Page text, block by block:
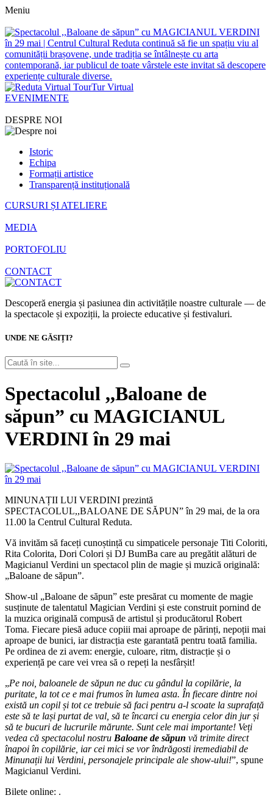
Meniu
Tur Virtual
EVENIMENTE
DESPRE NOI
Istoric
Echipa
Formații artistice
Transparență instituțională
CURSURI ȘI ATELIERE
MEDIA
PORTOFOLIU
CONTACT
Descoperă energia și pasiunea din activitățile noastre culturale — de
la spectacole și expoziții, la proiecte educative și festivaluri.
UNDE NE GĂSIȚI?
Spectacolul ,,Baloane de
săpun” cu MAGICIANUL
VERDINI în 29 mai
MINUNAȚII LUI VERDINI prezintă
SPECTACOLUL,,BALOANE DE SĂPUN” în 29 mai, de la ora
11.00 la Centrul Cultural Reduta.
Vă invităm să faceți cunoștință cu simpaticele personaje Titi Coloriti,
Rita Colorita, Dori Colori și DJ BumBa care au pregătit alături de
Magicianul Verdini un spectacol plin de magie și muzică originală:
„Baloane de săpun”.
Show-ul „Baloane de săpun” este presărat cu momente de magie
susținute de talentatul Magician Verdini și este construit pornind de
la muzica originală compusă de artistul și producătorul Robert
Toma. Fiecare piesă aduce copiii mai aproape de părinți, nepoții mai
aproape de bunici, iar distracția este garantată pentru toată familia.
Pe ordinea de zi avem: energie, culoare, ritm, distracție și o
experiență pe care vei vrea să o repeți la nesfârșit!
„Pe noi, baloanele de săpun ne duc cu gândul la copilărie, la
puritate, la tot ce e mai frumos în lumea asta. În fiecare dintre noi
există un copil și tot ce trebuie să faci pentru a-l scoate la suprafață
este să te lași purtat de val, să te încarci cu energia celor din jur și
să te bucuri de lucrurile mărunte. Sunt cele mai importante! Veți
vedea că spectacolul nostru Baloane de săpun vă trimite direct
înapoi în copilărie, iar cei mici se vor îndrăgosti iremediabil de
Minunații lui Verdini, personajele principale ale show-ului!”, spune
Magicianul Verdini.
Bilete online: .